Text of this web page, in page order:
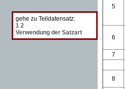
gehe zu Teildatensatz:
1 2
Verwendung der Satzart
5
6
7
8